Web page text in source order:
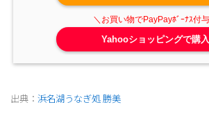
Yahooショッピングで購入
出典： 浜名湖うなぎ処 勝美